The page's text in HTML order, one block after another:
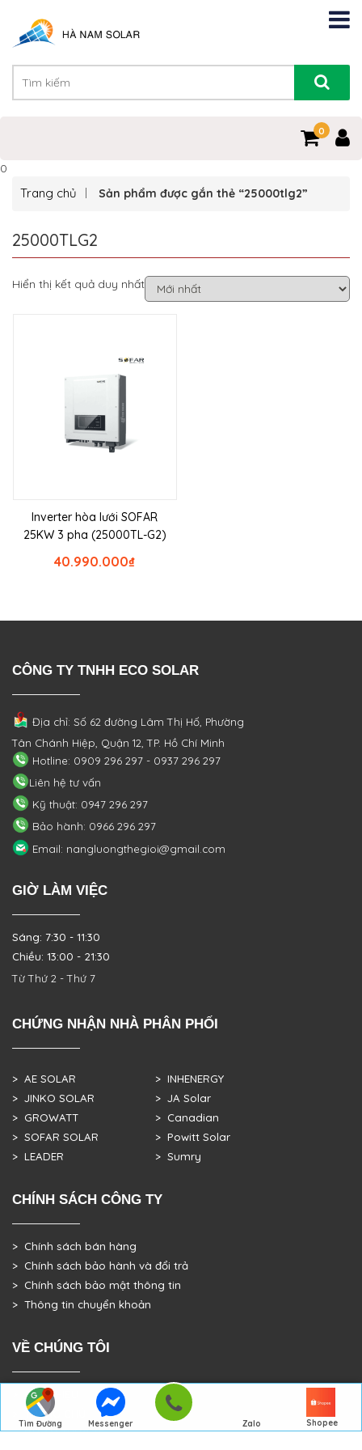
0
Tìm Đường
Messenger
Zalo Shopee
0
Trang chủ Sản phẩm được gắn thẻ “25000tlg2”
25000TLG2
Hiển thị kết quả duy nhất
Inverter hòa lưới SOFAR
25KW 3 pha (25000TL-G2)
₫
40.990.000
CÔNG TY TNHH ECO SOLAR
Địa chỉ: Số 62 đường Lâm Thị Hố, Phường
Tân Chánh Hiệp, Quận 12, TP. Hồ Chí Minh
Hotline: 0909 296 297 - 0937 296 297
Liên hệ tư vấn
Kỹ thuật: 0947 296 297
Bảo hành: 0966 296 297
Email: nangluongthegioi@gmail.com
GIỜ LÀM VIỆC
Sáng: 7:30 - 11:30
Chiều: 13:00 - 21:30
Từ Thứ 2 - Thứ 7
CHỨNG NHẬN NHÀ PHÂN PHỐI
> AE SOLAR
> JINKO SOLAR
> GROWATT
> SOFAR SOLAR
> LEADER
> INHENERGY
> JA Solar
> Canadian
> Powitt Solar
> Sumry
CHÍNH SÁCH CÔNG TY
> Chính sách bán hàng
> Chính sách bảo hành và đổi trả
> Chính sách bảo mật thông tin
> Thông tin chuyển khoản
VỀ CHÚNG TÔI
> GIỚI THIỆU
> TRANG CHỦ
> DỰ ÁN THỰC TẾ